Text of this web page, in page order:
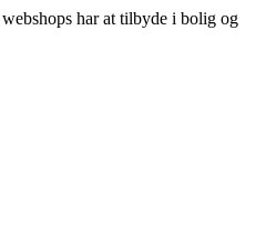
har at tilbyde i bolig og